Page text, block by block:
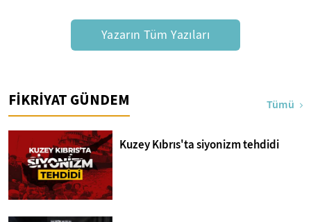
Yazarın Tüm Yazıları
FİKRİYAT GÜNDEM Tümü
Kuzey Kıbrıs'ta siyonizm tehdidi